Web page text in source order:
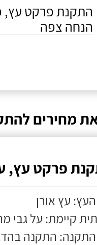
התקנת פרקט עץ,
הנחה צפה
מחירים
פרקט עץ,
עץ אורן
קיימת: על גבי
התקנה: התקנה